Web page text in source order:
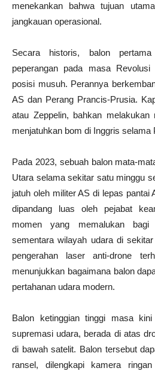
menekankan bahwa tujuan
jangkauan operasional.
Secara historis, balon
peperangan pada masa
posisi musuh. Perannya
AS dan Perang Prancis-Prusia.
atau Zeppelin, bahkan
menjatuhkan bom di Inggris selama
Pada 2023, sebuah balon mata-
Utara selama sekitar satu minggu
jatuh oleh militer AS di lepas pantai
dipandang luas oleh pejabat
momen yang memalukan bagi
sementara wilayah udara di
pengerahan laser anti-drone
menunjukkan bagaimana balon
pertahanan udara modern.
Balon ketinggian tinggi masa
supremasi udara, berada di atas
di bawah satelit. Balon tersebut
ransel, dilengkapi kamera